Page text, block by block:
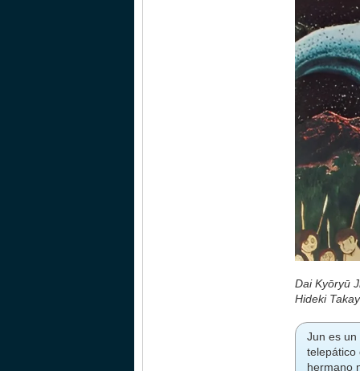
Dai Kyōryū
Hideki
Jun es
telepático
hermano